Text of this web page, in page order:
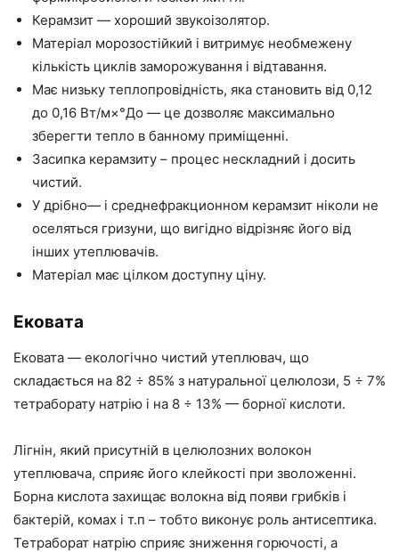
Керамзит — хороший звукоізолятор.
Матеріал морозостійкий і витримує необмежену
кількість циклів заморожування і відтавання.
Має низьку теплопровідність, яка становить від 0,12
до 0,16 Вт/м×°До — це дозволяє максимально
зберегти тепло в банному приміщенні.
Засипка керамзиту – процес нескладний і досить
чистий.
У дрібно— і среднефракционном керамзит ніколи не
оселяться гризуни, що вигідно відрізняє його від
інших утеплювачів.
Матеріал має цілком доступну ціну.
Ековата
Ековата — екологічно чистий утеплювач, що
складається на 82 ÷ 85% з натуральної целюлози, 5 ÷ 7%
тетраборату натрію і на 8 ÷ 13% — борної кислоти.
Лігнін, який присутній в целюлозних волокон
утеплювача, сприяє його клейкості при зволоженні.
Борна кислота захищає волокна від появи грибків і
бактерій, комах і т.п – тобто виконує роль антисептика.
Тетраборат натрію сприяє зниження горючості, а